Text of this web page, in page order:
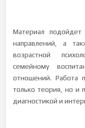
Материал подойдет
направлений, а
возрастной
семейному
отношений. Работа
только теория, но и
диагностикой и